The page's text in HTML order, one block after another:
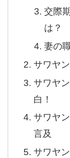
交際
は？
妻の
サワヤ
サワヤ
白！
サワヤ
言及
サワヤ